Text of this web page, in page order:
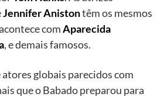
Jennifer Anistontêm os mesmos
comAparecida
, e demais famosos.
atores globais parecidos com
que o Babado preparou para